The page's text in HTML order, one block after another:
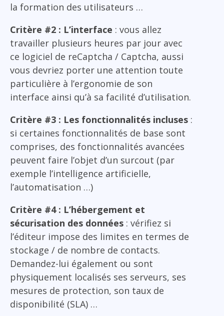
la formation des utilisateurs …
Critère #2 : L’interface : vous allez
travailler plusieurs heures par jour avec
ce logiciel de reCaptcha / Captcha, aussi
vous devriez porter une attention toute
particulière à l’ergonomie de son
interface ainsi qu’à sa facilité d’utilisation.
Critère #3 : Les fonctionnalités incluses :
si certaines fonctionnalités de base sont
comprises, des fonctionnalités avancées
peuvent faire l’objet d’un surcout (par
exemple l’intelligence artificielle,
l’automatisation …)
Critère #4 : L’hébergement et
sécurisation des données : vérifiez si
l’éditeur impose des limites en termes de
stockage / de nombre de contacts.
Demandez-lui également ou sont
physiquement localisés ses serveurs, ses
mesures de protection, son taux de
disponibilité (SLA) …